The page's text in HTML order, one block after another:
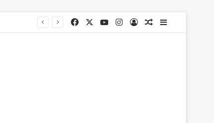
FacebookYouTubeInstagram
Log InRandom Article
Sidebar